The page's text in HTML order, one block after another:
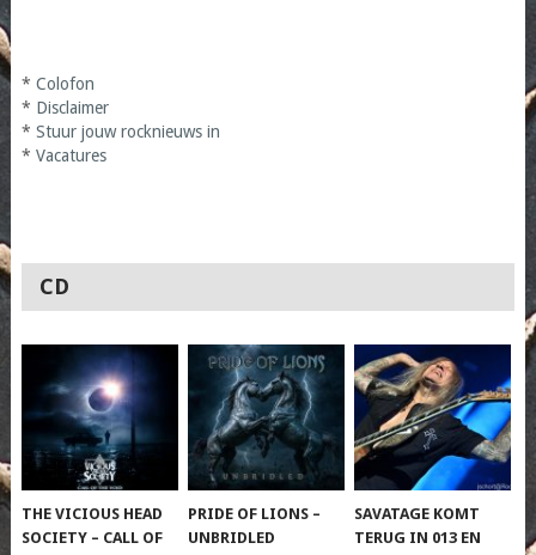
* Colofon
* Disclaimer
* Stuur jouw rocknieuws in
* Vacatures
CD
THE VICIOUS HEAD
SOCIETY – CALL OF
PRIDE OF LIONS –
UNBRIDLED
SAVATAGE KOMT
TERUG IN 013 EN